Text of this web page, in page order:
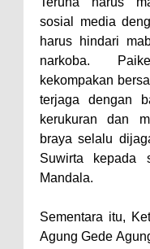
sosial media
harus hindari
narkoba.
kekompakan
terjaga dengan
kerukuran dan
braya selalu
Suwirta kepada
Mandala.
Sementara itu,
Agung Gede